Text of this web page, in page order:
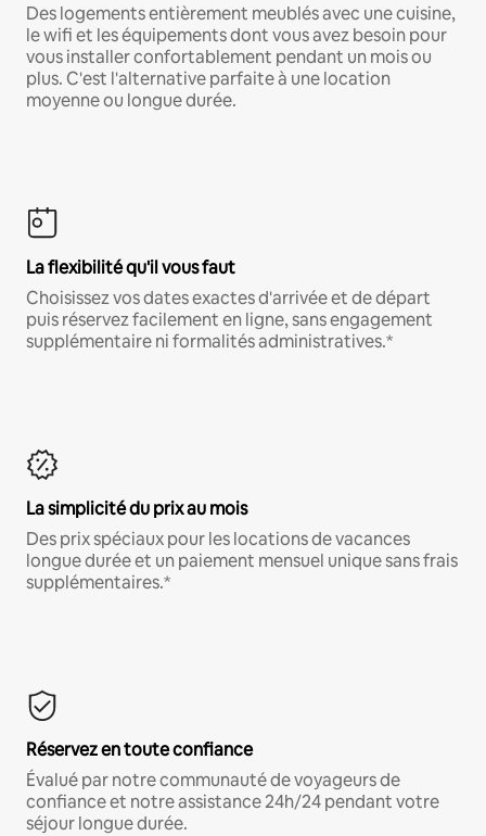
Des logements entièrement meublés avec une cuisine,
le wifi et les équipements dont vous avez besoin pour
vous installer confortablement pendant un mois ou
plus. C'est l'alternative parfaite à une location
moyenne ou longue durée.
La flexibilité qu'il vous faut
Choisissez vos dates exactes d'arrivée et de départ
puis réservez facilement en ligne, sans engagement
supplémentaire ni formalités administratives.*
La simplicité du prix au mois
Des prix spéciaux pour les locations de vacances
longue durée et un paiement mensuel unique sans frais
supplémentaires.*
Réservez en toute confiance
Évalué par notre communauté de voyageurs de
confiance et notre assistance 24h/24 pendant votre
séjour longue durée.